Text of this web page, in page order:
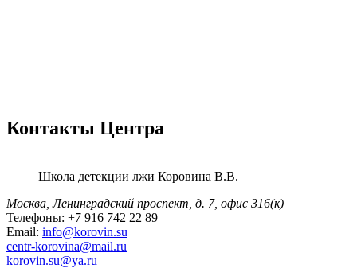
Контакты Центра
Школа детекции лжи Коровина В.В.
Москва, Ленинградский проспект, д. 7, офис 316(к)
Телефоны: +7 916 742 22 89
Email: info@korovin.su
centr-korovina@mail.ru
korovin.su@ya.ru